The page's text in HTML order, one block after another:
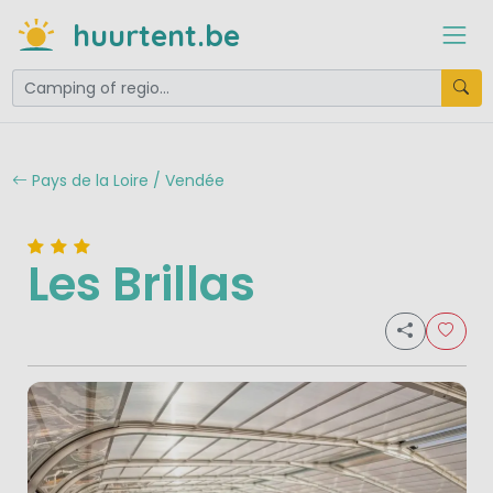
huurtent.be
Pays de la Loire / Vendée
Les Brillas